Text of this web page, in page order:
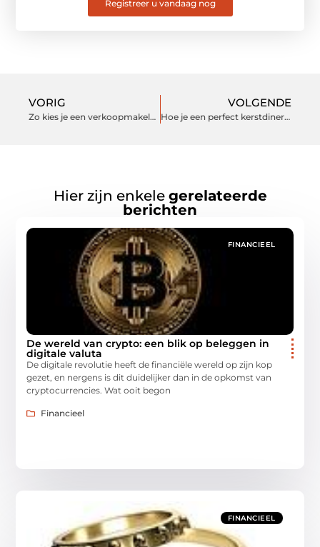
Registreer u vandaag nog
VORIG
Zo kies je een verkoopmakelaar uit
VOLGENDE
Hoe je een perfect kerstdiner voor je vrienden organiseert
Hier zijn enkele gerelateerde
berichten
FINANCIEEL
De wereld van crypto: een blik op beleggen in
digitale valuta
De digitale revolutie heeft de financiële wereld op zijn kop
gezet, en nergens is dit duidelijker dan in de opkomst van
cryptocurrencies. Wat ooit begon
Financieel
FINANCIEEL